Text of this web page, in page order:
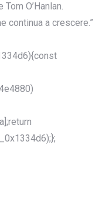
O’Hanlan.
continua a crescere.”